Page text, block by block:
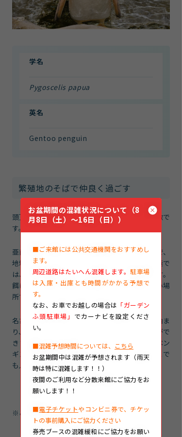
水族館の周辺施設
研究・教育
体験学習プログラム
海の仲間たち
よくある質問
学名
Pygoscelis papua
英名
Gentoo penguin
繁殖地のそばで仲良く過ごす
頭頂部から両眼に広がる三角形の白い斑紋が特徴で
す。
亜南極から南極にかけて広く分布するペンギンで、
地域によって繁殖期や生態が異なります。亜南極で
は、一年を通じて繁殖地のそばで生活しています。
餌はオキアミや魚で、繁殖地からあまり遠くない場
所で採っています。
名古屋港水族館では、例年10月下旬から産卵が始ま
り、12月から2月にかけてヒナの姿を見ることがで
きます。 名古屋港水族館で繁殖したジェンツーペン
ギンは、国内外の水族館や動物園に譲渡されそこで
も人気者になっています。
※ご来館時に展示していない場合もあります
お盆期間の混雑状況について（8
月8日（土）～16日（日））
■ご来館には公共交通機関をおすすめし
ます。
周辺道路はたいへん混雑します。駐車場
は入庫・出庫とも時間がかかる予想で
す。
なお、 お車でお越しの場合は 「ガーデン
ふ頭駐車場」 でカーナビを設定くださ
い。
■混雑予想時間については、 こちら
お盆期間中は混雑が予想されます（雨天
時は特に混雑します！！）
夜間のご利用など分散来館にご協力をお
願いします！！
■電子チケットやコンビニ券で、チケッ
トの事前購入にご協力ください
券売ブースの混雑緩和にご協力をお願い